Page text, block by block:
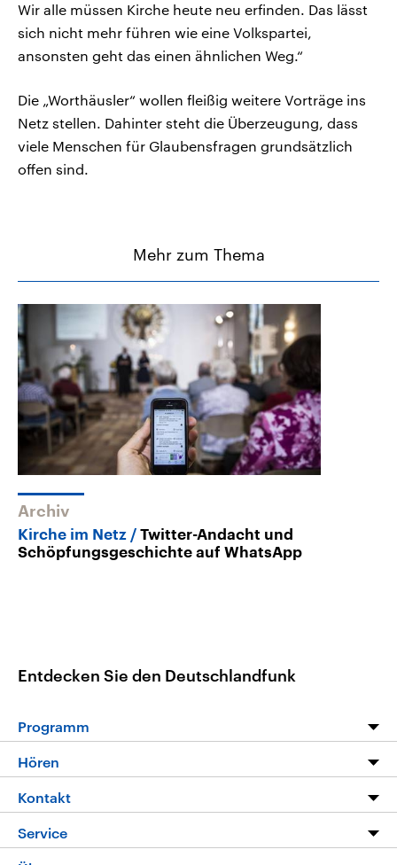
Wir alle müssen Kirche heute neu erfinden. Das lässt
sich nicht mehr führen wie eine Volkspartei,
ansonsten geht das einen ähnlichen Weg.“
Die „Worthäusler“ wollen fleißig weitere Vorträge ins
Netz stellen. Dahinter steht die Überzeugung, dass
viele Menschen für Glaubensfragen grundsätzlich
offen sind.
Mehr zum Thema
Archiv
Kirche im Netz
Twitter-Andacht und
Schöpfungsgeschichte auf WhatsApp
Entdecken Sie den Deutschlandfunk
Programm
Programm
Die Nachrichten
Nachrichtenleicht
Hören
Livestream
Podcasts
Kontakt
Hörerservice
Service